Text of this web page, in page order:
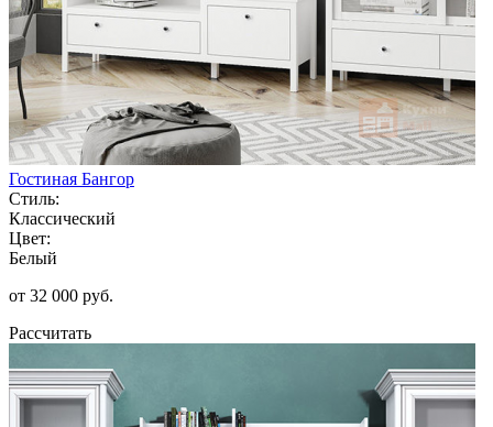
Гостиная Бангор
Стиль:
Классический
Цвет:
Белый
от 32 000 руб.
Рассчитать